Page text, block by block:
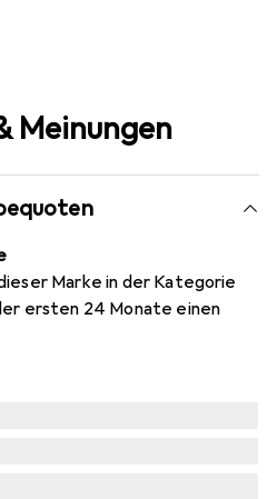
Meinungen
Marke in der Kategorie
ersten 24 Monate einen